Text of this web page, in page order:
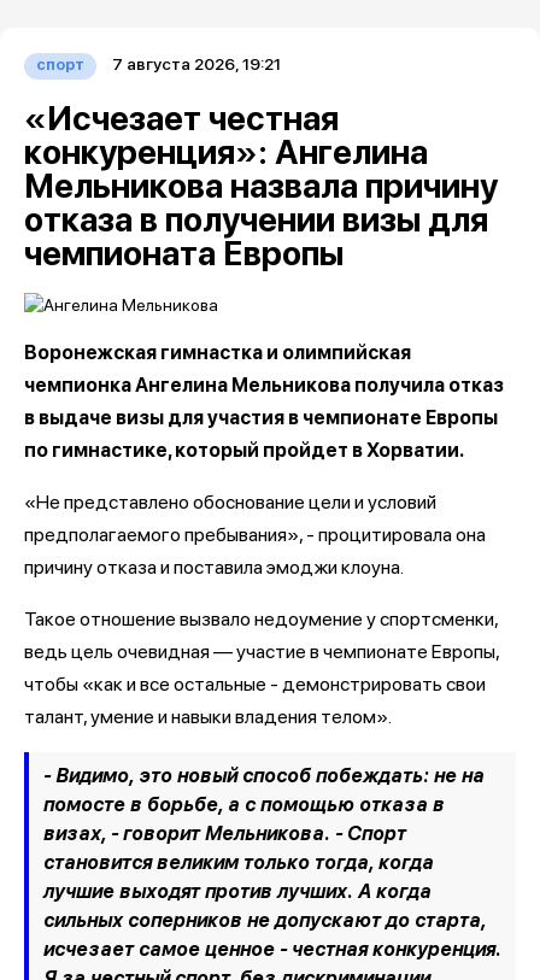
спорт 7 августа 2026, 19:21
«Исчезает честная
конкуренция»: Ангелина
Мельникова назвала причину
отказа в получении визы для
чемпионата Европы
Воронежская гимнастка и олимпийская
чемпионка Ангелина Мельникова получила отказ
в выдаче визы для участия в чемпионате Европы
по гимнастике, который пройдет в Хорватии.
«Не представлено обоснование цели и условий
предполагаемого пребывания», - процитировала она
причину отказа и поставила эмоджи клоуна.
Такое отношение вызвало недоумение у спортсменки,
ведь цель очевидная — участие в чемпионате Европы,
чтобы «как и все остальные - демонстрировать свои
талант, умение и навыки владения телом».
- Видимо, это новый способ побеждать: не на
помосте в борьбе, а с помощью отказа в
визах, - говорит Мельникова. - Спорт
становится великим только тогда, когда
лучшие выходят против лучших. А когда
сильных соперников не допускают до старта,
исчезает самое ценное - честная конкуренция.